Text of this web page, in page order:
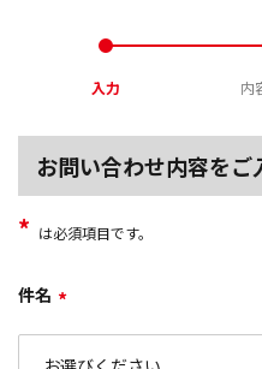
入力 内
お問い合わせ内容をご
* は必須項目です。
件名 *